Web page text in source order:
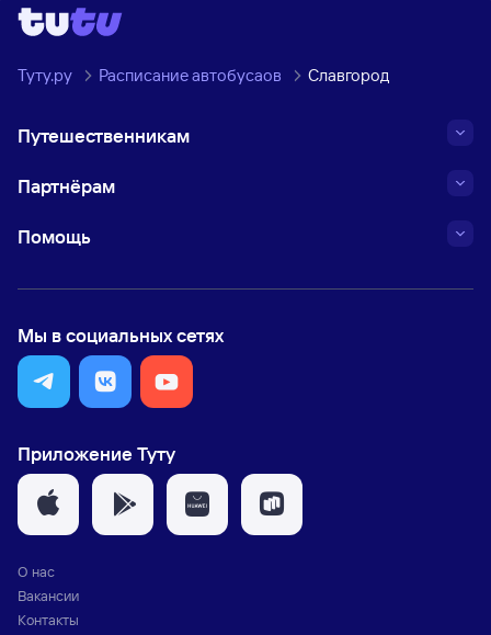
Туту.ру Расписание автобусаов Славгород
Путешественникам
Партнёрам
Помощь
Мы в социальных сетях
Приложение Туту
О нас
Вакансии
Контакты